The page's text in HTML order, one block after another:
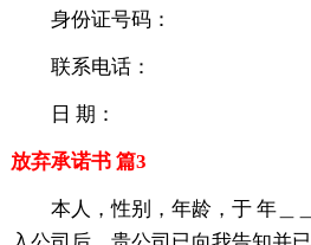
身份证号码：
联系电话：
日 期：
放弃承诺书 篇3
本人，性别，年龄，于 年＿